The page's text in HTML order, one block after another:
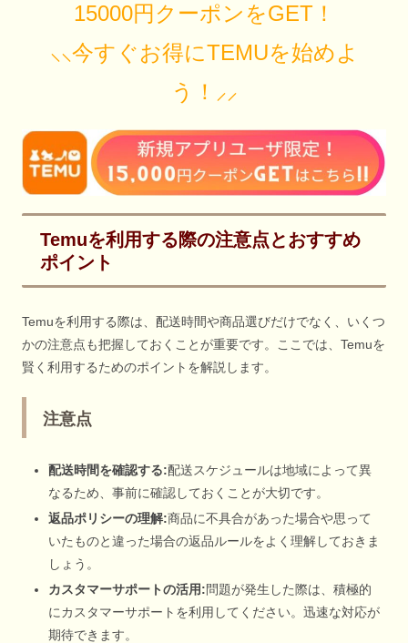
15000円クーポンをGET！
⸜⸜今すぐお得にTEMUを始めよ
う！⸝⸝
Temuを利用する際の注意点とおすすめ
ポイント
Temuを利用する際は、配送時間や商品選びだけでなく、いくつ
かの注意点も把握しておくことが重要です。ここでは、Temuを
賢く利用するためのポイントを解説します。
注意点
配送時間を確認する:配送スケジュールは地域によって異
なるため、事前に確認しておくことが大切です。
返品ポリシーの理解:商品に不具合があった場合や思って
いたものと違った場合の返品ルールをよく理解しておきま
しょう。
カスタマーサポートの活用:問題が発生した際は、積極的
にカスタマーサポートを利用してください。迅速な対応が
期待できます。